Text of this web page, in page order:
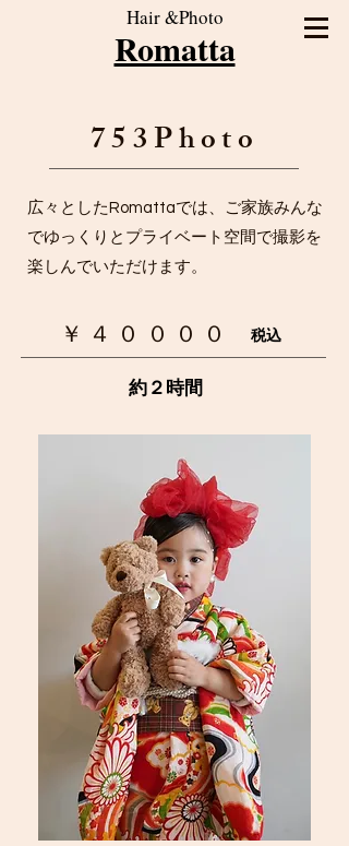
Hair &Photo
Romatta
753Photo
広々としたRomattaでは、ご家族みんな
でゆっくりとプライベート空間で撮影を
楽しんでいただけます。
​￥４００００ ​税込
​約２時間